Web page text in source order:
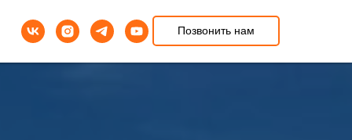
Позвонить нам